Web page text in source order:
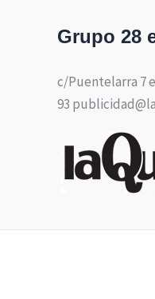
Grupo 28
c/Puentelarra 7
93